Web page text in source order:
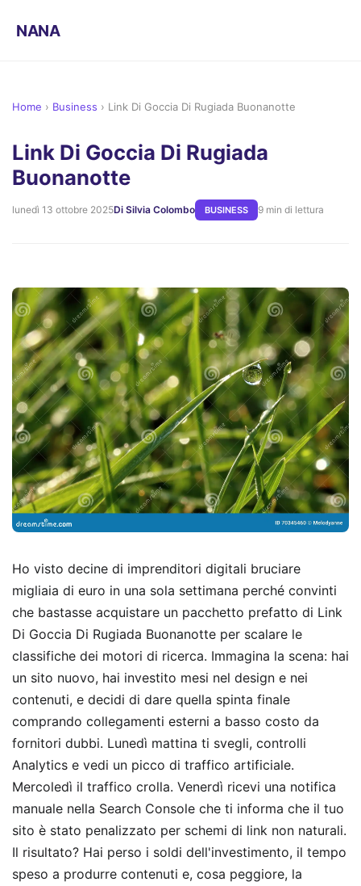
NANA
Home › Business › Link Di Goccia Di Rugiada Buonanotte
Link Di Goccia Di Rugiada
Buonanotte
lunedì 13 ottobre 2025Di Silvia Colombo BUSINESS 9 min di lettura
Ho visto decine di imprenditori digitali bruciare
migliaia di euro in una sola settimana perché convinti
che bastasse acquistare un pacchetto prefatto di Link
Di Goccia Di Rugiada Buonanotte per scalare le
classifiche dei motori di ricerca. Immagina la scena: hai
un sito nuovo, hai investito mesi nel design e nei
contenuti, e decidi di dare quella spinta finale
comprando collegamenti esterni a basso costo da
fornitori dubbi. Lunedì mattina ti svegli, controlli
Analytics e vedi un picco di traffico artificiale.
Mercoledì il traffico crolla. Venerdì ricevi una notifica
manuale nella Search Console che ti informa che il tuo
sito è stato penalizzato per schemi di link non naturali.
Il risultato? Hai perso i soldi dell'investimento, il tempo
speso a produrre contenuti e, cosa peggiore, la